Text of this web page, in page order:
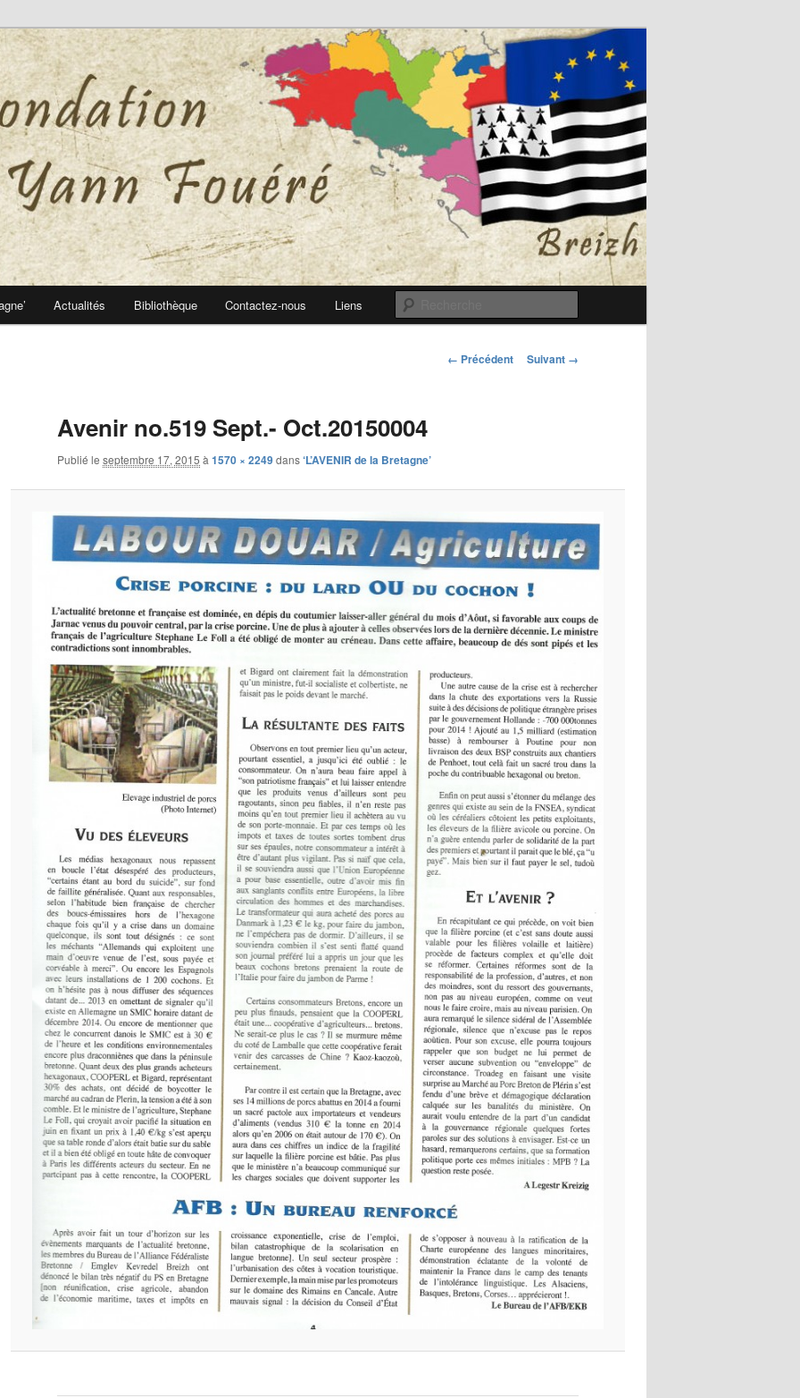
Fouéré
Fouéré
Actualités Bibliothèque Contactez-nous Liens
Navigation
← Précédent Suivant →
Avenir no.519 Sept.- Oct.20150004
Publié le septembre 17, 2015 à 1570 × 2249dans‘L’AVENIR de la Bretagne’